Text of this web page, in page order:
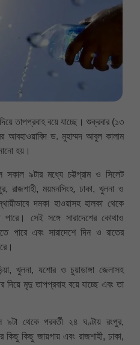
তাপপ্রবাহ বয়ে যাচ্ছে। শুক্রবার (১৩
আবহাওয়াবিদ ড. মুহাম্মদ আবুল কালাম
হয়।
৯টার মধ্যে চট্টগ্রাম ও সিলেট
রাজশাহী, ময়মনসিংহ, ঢাকা, খুলনা ও
দমকা হাওয়াসহ হালকা থেকে
পারে। সেই সঙ্গে সারাদেশের কোথাও
পারে এবং সারাদেশে দিন ও রাতের
খুলনা, যশোর ও চুয়াডাঙ্গা জেলাসহ
দিয়ে মৃদু তাপপ্রবাহ বয়ে যাচ্ছে এবং তা
থেকে পরবর্তী ২৪ ঘণ্টায় রংপুর,
কিছু কিছু জায়গায় এবং রাজশাহী, ঢাকা,